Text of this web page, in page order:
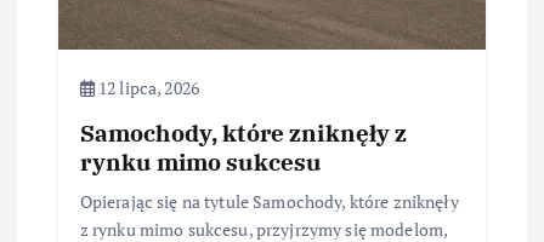
12 lipca, 2026
Samochody, które zniknęły z
rynku mimo sukcesu
Opierając się na tytule Samochody, które zniknęły
z rynku mimo sukcesu, przyjrzymy się modelom,